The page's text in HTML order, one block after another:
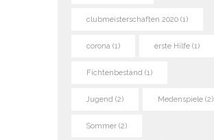
clubmeisterschaften 2020(1)
corona (1) erste Hilfe(1)
Fichtenbestand (1)
Jugend (2) Medenspiele(2)
Sommer(2)